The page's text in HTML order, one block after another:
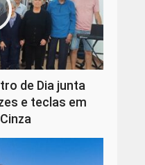
de Dia junta
e teclas em